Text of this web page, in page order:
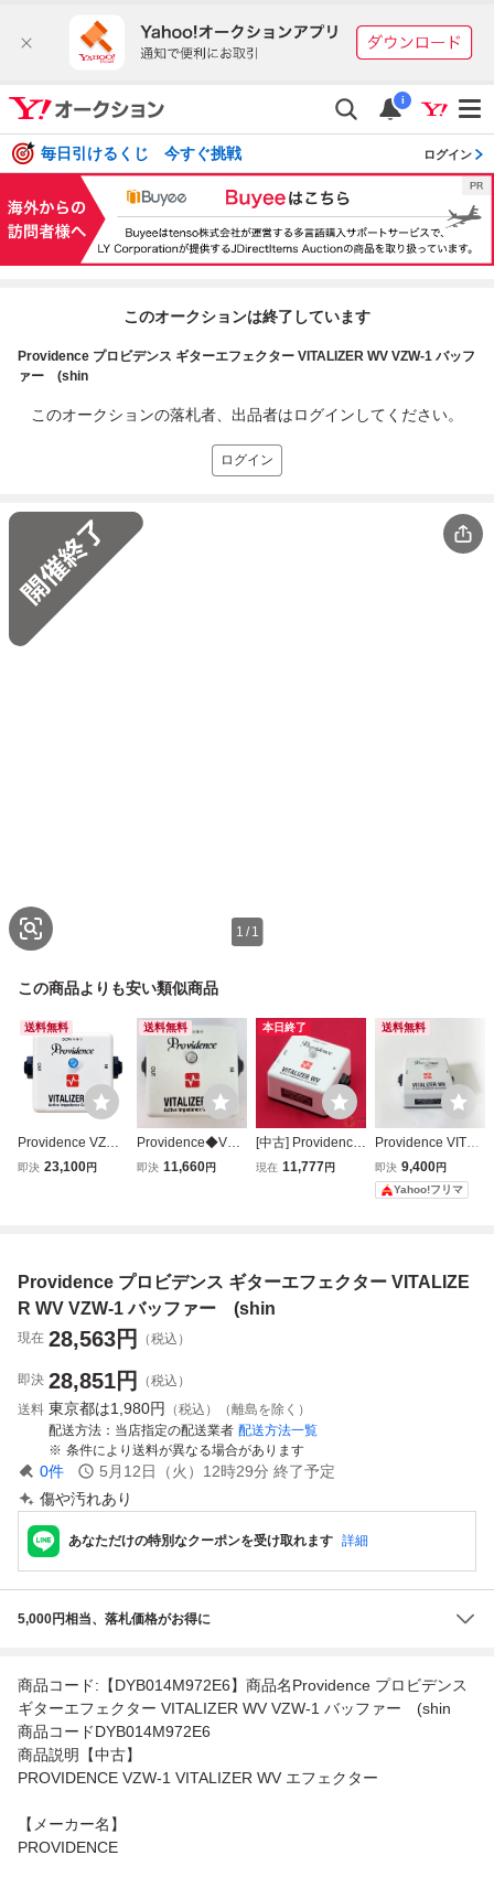
i
毎日引けるくじ 今すぐ挑戦 ログイン
このオークションは終了しています
Providence プロビデンス ギターエフェクター VITALIZER WV VZW-1 バッフ
ァー (shin
このオークションの落札者、出品者はログインしてください。
ログイン
1 / 1
この商品よりも安い類似商品
送料無料
Providence VZW-
1 VITALIZER WV
即決 23,100円
送料無料
Providence◆VZW
-1 VITALIZER WV/
即決 11,660円
本日終了
[中古] Providence
VITALIZER WV VZ
店在庫】
現在 11,777円
送料無料
Providence VITALI
ZER VZW-1
即決 9,400円
Yahoo!フリマ
Providence プロビデンス ギターエフェクター VITALIZE
R WV VZW-1 バッファー (shin
現在 28,563円 （税込）
即決 28,851円
（税込）
送料 東京都は1,980円
（税込）（離島を除く）
配送方法
当店指定の配送業者 配送方法一覧
条件により送料が異なる場合があります
0件 5月12日（火）12時29分 終了予定
傷や汚れあり
あなただけの特別なクーポンを受け取れます 詳細
5,000円相当、落札価格がお得に
商品コード:【DYB014M972E6】商品名Providence プロビデンス
ギターエフェクター VITALIZER WV VZW-1 バッファー (shin
商品コードDYB014M972E6
商品説明【中古】
PROVIDENCE VZW-1 VITALIZER WV エフェクター
【メーカー名】
PROVIDENCE